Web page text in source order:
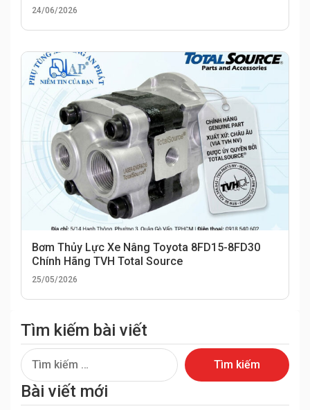
24/06/2026
Bơm Thủy Lực Xe Nâng Toyota 8FD15-8FD30
Chính Hãng TVH Total Source
25/05/2026
Tìm kiếm bài viết
Tìm
kiếm
cho:
Bài viết mới